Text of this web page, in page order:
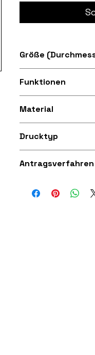
Größe
Funktionen
Material
Mikrofasergewebe
Drucktyp
Stoff
Antragsverfahren
mit einer starken